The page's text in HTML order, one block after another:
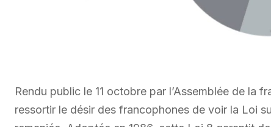
Rendu public le 11 octobre par l’Assemblée de la
ressortir le désir des francophones de voir la Loi